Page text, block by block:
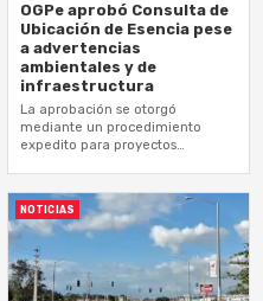
OGPe aprobó Consulta de
Ubicación de Esencia pese
a advertencias
ambientales y de
infraestructura
La aprobación se otorgó
mediante un procedimiento
expedito para proyectos
NOTICIAS